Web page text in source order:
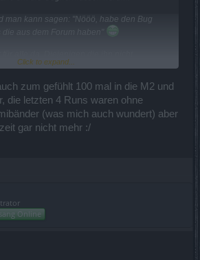
man kann sagen: "Nööö, habe den Bug
die 'gemütlichen' Spieler die jeden Gegner
welches ihnen eigentlich Andermant für
soll
Click to expand...
zum gefühlt 100 mal in die M2 und
die letzten 4 Runs waren ohne
(was mich auch wundert) aber
gar nicht mehr :/
Online